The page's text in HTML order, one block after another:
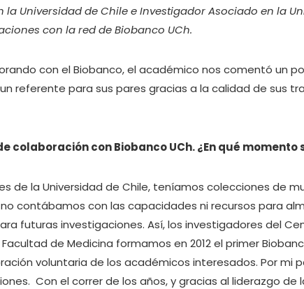
Universidad de Chile e Investigador Asociado en la
con la red de Biobanco UCh.
con el Biobanco, el académico nos comentó un
referente para sus pares gracias a la calidad de sus
colaboración con Biobanco UCh. ¿En qué momento
de la Universidad de Chile, teníamos colecciones de
contábamos con las capacidades ni recursos para
futuras investigaciones. Así, los investigadores del
de Medicina formamos en 2012 el primer
voluntaria de los académicos interesados. Por mi
Con el correr de los años, y gracias al liderazgo de